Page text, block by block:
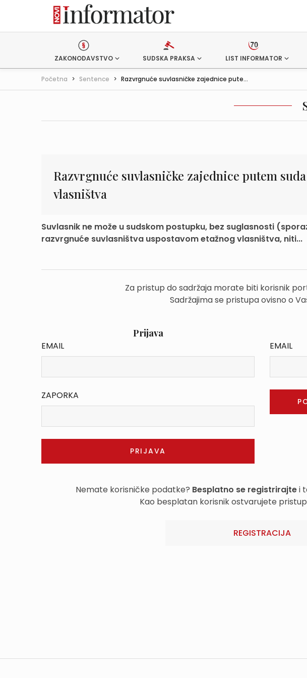
ZAKONODAVSTVO SUDSKA PRAKSA LIST INFORMATOR
Početna > Sentence > Razvrgnuće suvlasničke zajednice pute...
Razvrgnuće suvlasničke zajednice putem
vlasništva
Suvlasnik ne može u sudskom postupku, bez suglasnosti
razvrgnuće suvlasništva uspostavom etažnog vlasništva, niti...
Za pristup do sadržaja morate biti korisnik
Sadržajima se pristupa ovisno o
Prijava
EMAIL
ZAPORKA
EMAIL
Nemate korisničke podatke? Besplatno se registrirajtei
Kao besplatan korisnik ostvarujete
REGISTRACIJA